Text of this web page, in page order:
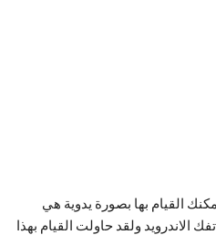
القيام بها بصورة يدوية هي
الاندرويد ولقد حاولت القيام بهذا